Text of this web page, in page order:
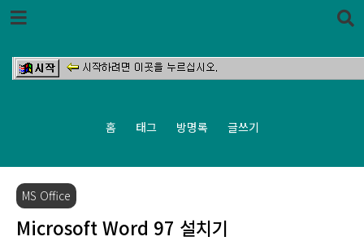
본문 바로가기
홈 태그 방명록 글쓰기
MS Office
Microsoft Word 97 설치기